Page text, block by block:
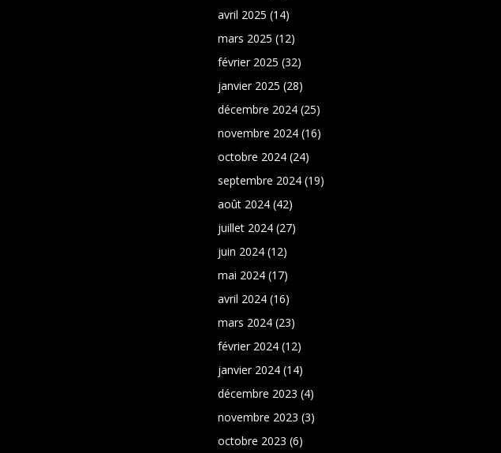
avril 2025 (14)
mars 2025 (12)
février 2025 (32)
janvier 2025 (28)
décembre 2024 (25)
novembre 2024 (16)
octobre 2024 (24)
septembre 2024 (19)
août 2024 (42)
juillet 2024 (27)
juin 2024 (12)
mai 2024 (17)
avril 2024 (16)
mars 2024 (23)
février 2024 (12)
janvier 2024 (14)
décembre 2023 (4)
novembre 2023 (3)
octobre 2023 (6)